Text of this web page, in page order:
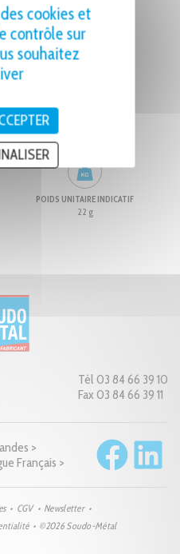
M10 - CNF50-10
et tulipage
POIDS UNITAIRE INDICATIF
22 g
Tél 03 84 66 39 10
Fax 03 84 66 39 11
>
Français >
CGV
Newsletter
©2026 Soudo-Métal
cookies et
contrôle sur
souhaitez